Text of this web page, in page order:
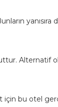
Alternatif
için bu otel